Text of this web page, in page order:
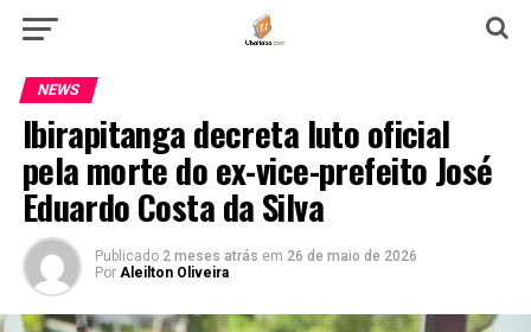
NEWS
Ibirapitanga decreta luto oficial
pela morte do ex-vice-prefeito José
Eduardo Costa da Silva
Publicado 2 meses atrás em 26 de maio de 2026
Por Aleilton Oliveira